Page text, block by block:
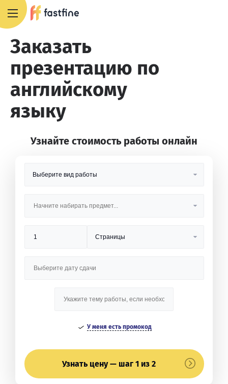
Заказать
презентацию по
английскому
языку
Узнайте стоимость работы онлайн
У меня есть промокод
Узнать цену — шаг 1 из 2